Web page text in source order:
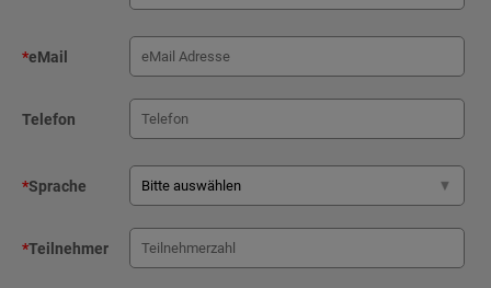
*eMail
Telefon
*Sprache
*Teilnehmer